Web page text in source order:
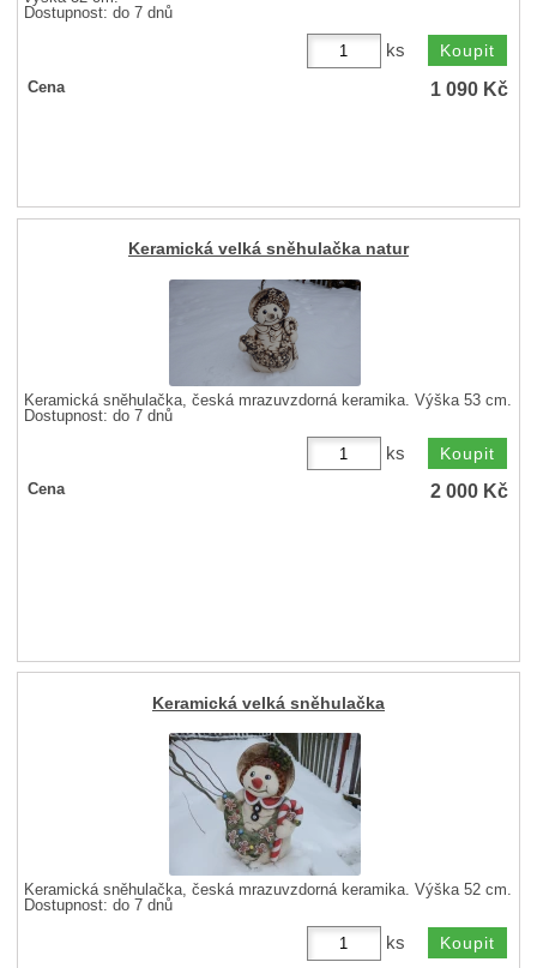
Dostupnost:do 7 dnů
ks
Cena 1 090 Kč
Keramická velká sněhulačka natur
Keramická sněhulačka, česká mrazuvzdorná keramika. Výška 53 cm.
Dostupnost:do 7 dnů
ks
Cena 2 000 Kč
Keramická velká sněhulačka
Keramická sněhulačka, česká mrazuvzdorná keramika. Výška 52 cm.
Dostupnost:do 7 dnů
ks